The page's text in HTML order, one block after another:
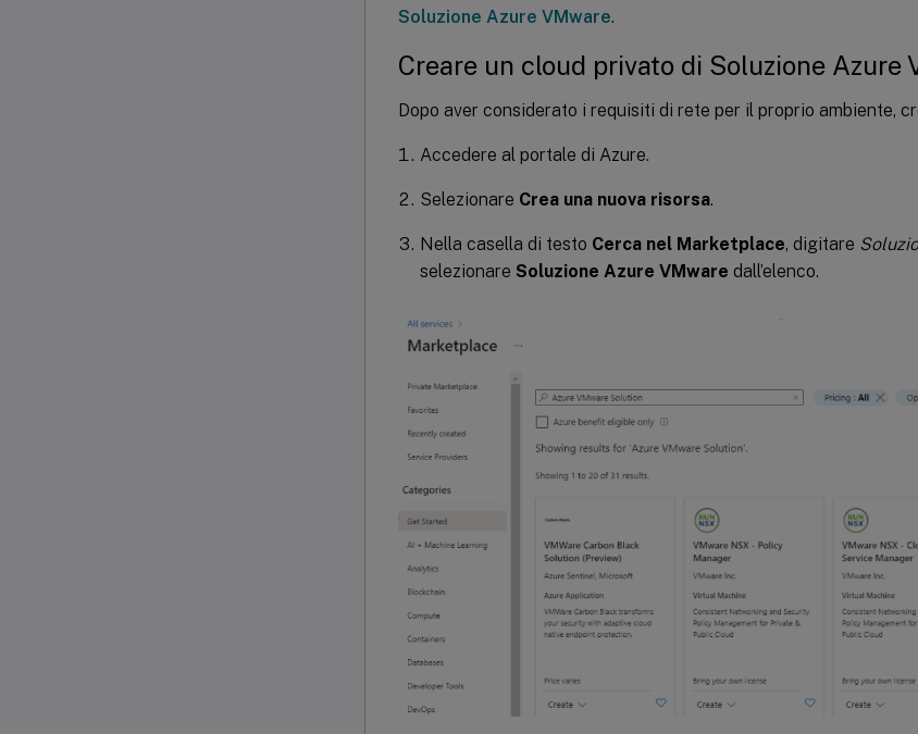
Soluzione Azure VMware.
Creare un cloud privato di Soluzione Azure
Dopo aver considerato i requisiti di rete per il proprio ambiente,
Accedere al portale di Azure.
Selezionare Crea una nuova risorsa.
Nella casella di testo Cerca nel Marketplace, digitare
selezionare Soluzione Azure VMware dall’elenco.